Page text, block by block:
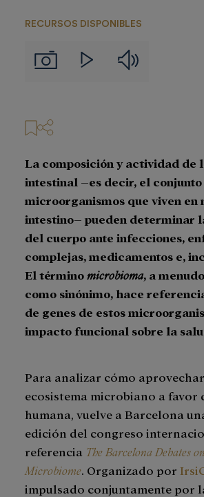
RECURSOS DISPONIBLES
ImágenesVideos Audios
La composición y actividad de
intestinal –es decir, el conjunto
microorganismos que viven en
intestino– pueden determinar
del cuerpo ante infecciones,
complejas, medicamentos e,
El término microbioma, a
como sinónimo, hace
de genes de estos
impacto funcional sobre la
Para analizar cómo
ecosistema microbiano a favor
humana, vuelve a Barcelona
edición del congreso
referencia The Barcelona Debates
Microbiome. Organizado por
impulsado conjuntamente por